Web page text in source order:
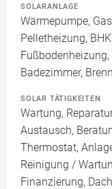
SOLARANLAGE
Wärmepumpe,
Pelletheizung,
Badezimmer,
SOLAR TÄTIGKEITEN
Wartung,
Austausch,
Thermostat,
Reinigung /
Finanzierung,